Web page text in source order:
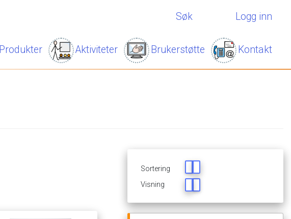
Søk Logg inn
Produkter Aktiviteter Brukerstøtte Kontakt
Sortering
Visning